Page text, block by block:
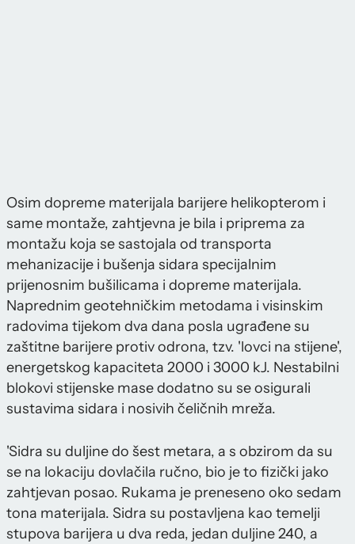
Osim dopreme materijala barijere helikopterom i
same montaže, zahtjevna je bila i priprema za
montažu koja se sastojala od transporta
mehanizacije i bušenja sidara specijalnim
prijenosnim bušilicama i dopreme materijala.
Naprednim geotehničkim metodama i visinskim
radovima tijekom dva dana posla ugrađene su
zaštitne barijere protiv odrona, tzv. 'lovci na stijene',
energetskog kapaciteta 2000 i 3000 kJ. Nestabilni
blokovi stijenske mase dodatno su se osigurali
sustavima sidara i nosivih čeličnih mreža.
'Sidra su duljine do šest metara, a s obzirom da su
se na lokaciju dovlačila ručno, bio je to fizički jako
zahtjevan posao. Rukama je preneseno oko sedam
tona materijala. Sidra su postavljena kao temelji
stupova barijera u dva reda, jedan duljine 240, a